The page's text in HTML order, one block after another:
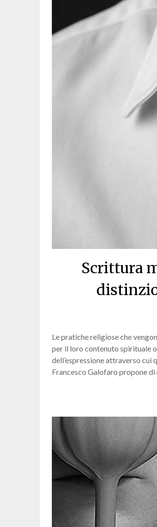
Scrittura
Le pratiche religiose che
per il loro contenuto spirituale
dell’espressione attraverso cui
Francesco Galofaro propone